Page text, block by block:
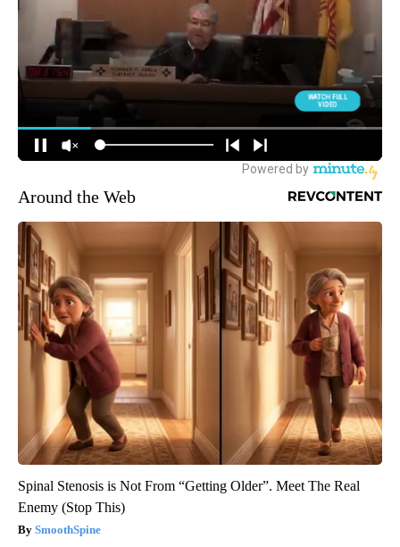
Around the Web
Spinal Stenosis is Not From “Getting Older”. Meet The Real
Enemy (Stop This)
SmoothSpine